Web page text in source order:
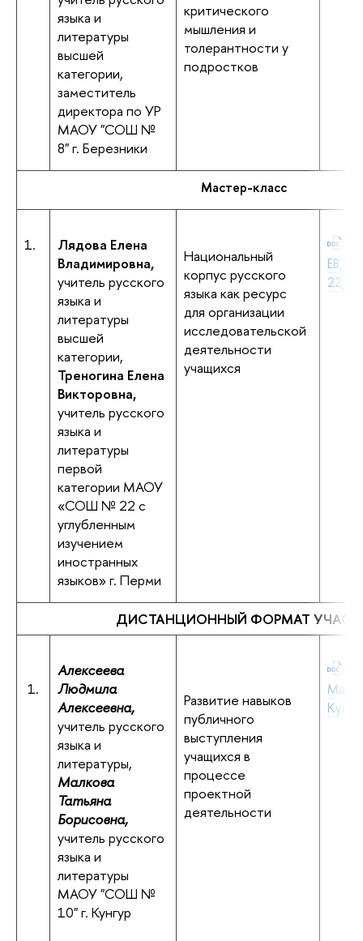
языка и
литературы
высшей
категории,
заместитель
директора по УР
МАОУ "СОШ №
8" г. Березники
критического
мышления и
толерантности у
подростков
Мастер-класс
1.
Лядова Елена
Владимировна,
учитель русского
языка и
литературы
высшей
категории,
Треногина Елена
Викторовна,
учитель русского
языка и
литературы
первой
категории МАОУ
«СОШ № 22 с
углубленным
изучением
иностранных
языков» г. Перми
Национальный
корпус русского
языка как ресурс
для организации
исследовательской
деятельности
учащихся
ДИСТАНЦИОННЫЙ ФОРМАТ
1.
Алексеева
Людмила
Алексеевна,
учитель русского
языка и
литературы,
Малкова
Татьяна
Борисовна,
учитель русского
языка и
литературы
МАОУ "СОШ №
10" г. Кунгур
Развитие навыков
публичного
выступления
учащихся в
процессе
проектной
деятельности